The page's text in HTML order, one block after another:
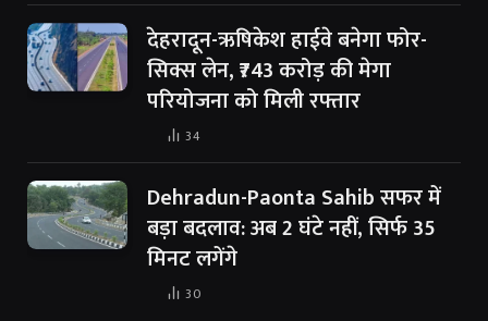
देहरादून-ऋषिकेश हाईवे बनेगा फोर-
सिक्स लेन, ₹743 करोड़ की मेगा
परियोजना को मिली रफ्तार
34
Dehradun-Paonta Sahib सफर में
बड़ा बदलाव: अब 2 घंटे नहीं, सिर्फ 35
मिनट लगेंगे
30